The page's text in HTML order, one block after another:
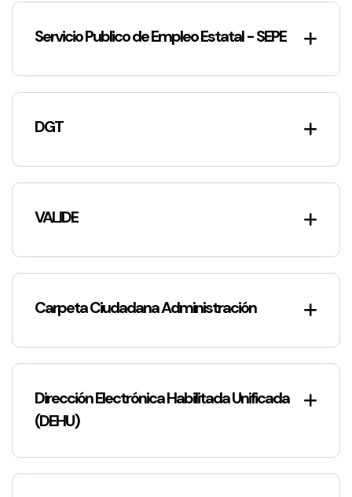
Servicio Publico de Empleo Estatal - SEPE
DGT
VALIDE
Carpeta Ciudadana Administración
Dirección Electrónica Habilitada Unificada
(DEHU)